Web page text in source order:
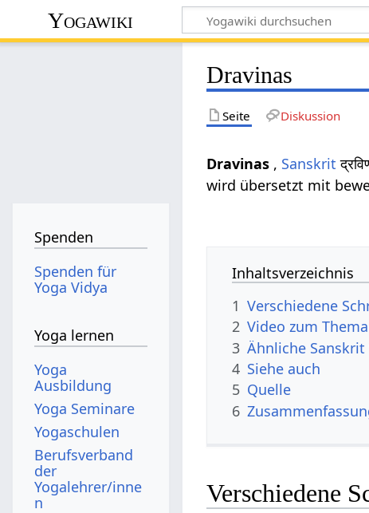
Yogawiki
Dravinas
Seite Diskussion
Dravinas , Sanskrit
wird übersetzt mit
Inhaltsverzeichnis
1 Verschiedene
2 Video zum
3 Ähnliche
4 Siehe auch
5 Quelle
6
Verschiedene
Spenden
Spenden für
Yoga Vidya
Yoga lernen
Yoga
Ausbildung
Yoga Seminare
Yogaschulen
Berufsverband
der
Yogalehrer/inne
n